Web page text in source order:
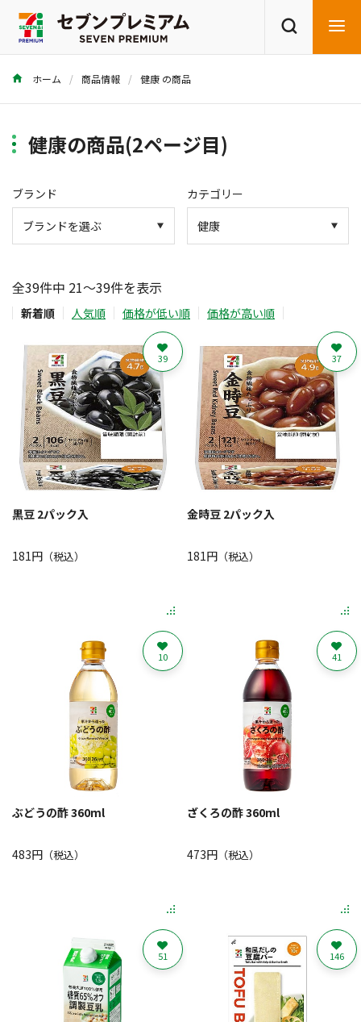
商品を探す
ホーム 商品情報 健康 の商品
健康の商品(2ページ目)
ブランド カテゴリー
全39件中 21～39件を表示
新着順 人気順 価格が低い順 価格が高い順
黒豆 2パック入
181円 （税込）
39
金時豆 2パック入
181円（税込）
37
ぶどうの酢 360ml
483円 （税込）
10
ざくろの酢 360ml
473円（税込）
41
51 146